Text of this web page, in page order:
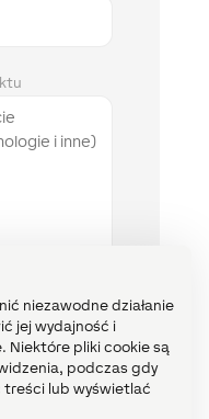
niezawodne działanie
jej wydajność i
Niektóre pliki cookie są
podczas gdy
treści lub wyświetlać